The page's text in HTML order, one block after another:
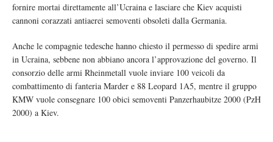
fornire mortai direttamente all’Ucraina e lasciare che Kiev acquisti
cannoni corazzati antiaerei semoventi obsoleti dalla Germania.
Anche le compagnie tedesche hanno chiesto il permesso di spedire armi
in Ucraina, sebbene non abbiano ancora l’approvazione del governo. Il
consorzio delle armi Rheinmetall vuole inviare 100 veicoli da
combattimento di fanteria Marder e 88 Leopard 1A5, mentre il gruppo
KMW vuole consegnare 100 obici semoventi Panzerhaubitze 2000 (PzH
2000) a Kiev.